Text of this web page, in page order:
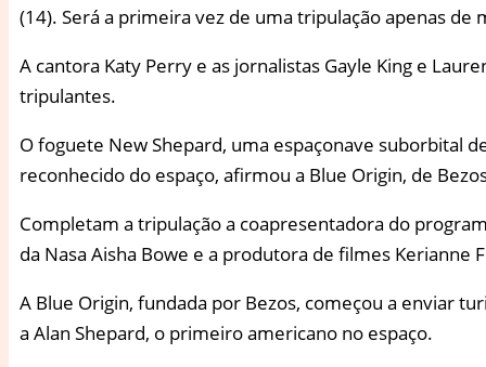
(14). Será a primeira vez de uma tripulação apenas de
A cantora Katy Perry e as jornalistas Gayle King e
tripulantes.
O foguete New Shepard, uma espaçonave suborbital
reconhecido do espaço, afirmou a Blue Origin, de
Completam a tripulação a coapresentadora do
da Nasa Aisha Bowe e a produtora de filmes Kerianne
A Blue Origin, fundada por Bezos, começou a enviar
a Alan Shepard, o primeiro americano no espaço.